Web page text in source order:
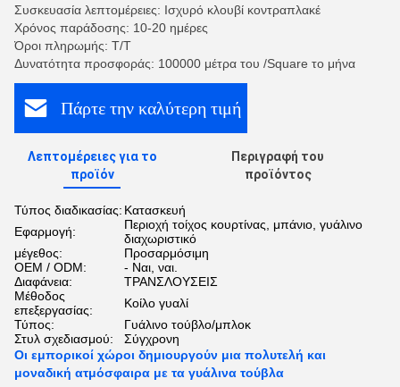
Συσκευασία λεπτομέρειες: Ισχυρό κλουβί κοντραπλακέ
Χρόνος παράδοσης: 10-20 ημέρες
Όροι πληρωμής: Τ/Τ
Δυνατότητα προσφοράς: 100000 μέτρα του /Square το μήνα
Πάρτε την καλύτερη τιμή
Λεπτομέρειες για το
προϊόν
Περιγραφή του
προϊόντος
Τύπος διαδικασίας: Κατασκευή
Εφαρμογή:
Περιοχή τοίχος κουρτίνας, μπάνιο, γυάλινο
διαχωριστικό
μέγεθος:
Προσαρμόσιμη
OEM / ODM:
- Ναι, ναι.
Διαφάνεια:
ΤΡΑΝΣΛΟΥΣΕΙΣ
Μέθοδος
επεξεργασίας:
Κοίλο γυαλί
Τύπος:
Γυάλινο τούβλο/μπλοκ
Στυλ σχεδιασμού:
Σύγχρονη
Οι εμπορικοί χώροι δημιουργούν μια πολυτελή και
μοναδική ατμόσφαιρα με τα γυάλινα τούβλα